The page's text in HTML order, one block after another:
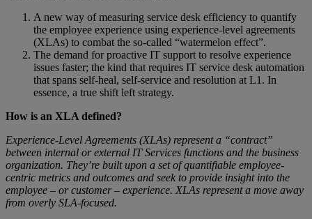
A new way of measuring service desk efficiency to quantify
the employee experience using experience-level agreements
(XLAs) to combat the so-called “watermelon effect”.
The demand for proactive IT support to resolve experience
issues faster; the kind that requires IT service desk automation
that spans self-heal, self-service and resolution at L1. In
essence, a true shift left strategy.
How is an XLA defined?
Experience-Level Agreements (XLAs) represent a “contract”
between internal or external IT Services functions and the business
organization. They’re built upon a set of quantifiable employee-
centric metrics and outcomes and seek to provide insight into the
employee – or customer – experience. XLAs represent a move away
from overly SLA-focused.